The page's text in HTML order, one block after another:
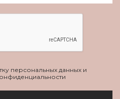
персональных данных и